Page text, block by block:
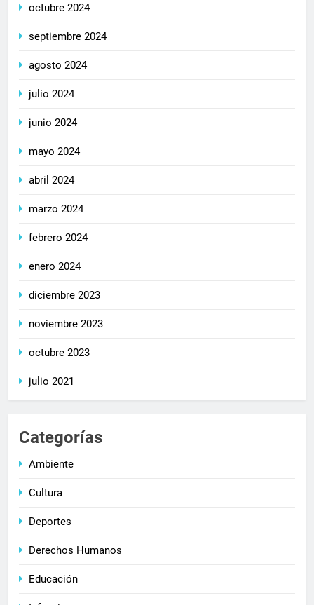
octubre 2024
septiembre 2024
agosto 2024
julio 2024
junio 2024
mayo 2024
abril 2024
marzo 2024
febrero 2024
enero 2024
diciembre 2023
noviembre 2023
octubre 2023
julio 2021
Categorías
Ambiente
Cultura
Deportes
Derechos Humanos
Educación